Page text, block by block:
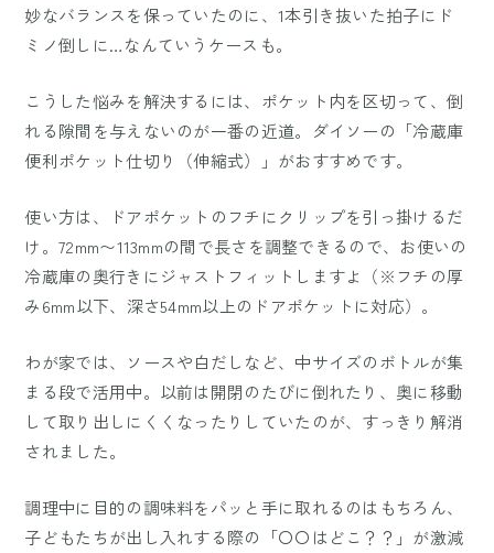
妙なバランスを保っていたのに、1本引き抜いた拍子にド
ミノ倒しに…なんていうケースも。
こうした悩みを解決するには、ポケット内を区切って、倒
れる隙間を与えないのが一番の近道。ダイソーの「冷蔵庫
便利ポケット仕切り（伸縮式）」がおすすめです。
使い方は、ドアポケットのフチにクリップを引っ掛けるだ
け。72mm〜113mmの間で長さを調整できるので、お使いの
冷蔵庫の奥行きにジャストフィットしますよ（※フチの厚
み6mm以下、深さ54mm以上のドアポケットに対応）。
わが家では、ソースや白だしなど、中サイズのボトルが集
まる段で活用中。以前は開閉のたびに倒れたり、奥に移動
して取り出しにくくなったりしていたのが、すっきり解消
されました。
調理中に目的の調味料をパッと手に取れるのはもちろん、
子どもたちが出し入れする際の「〇〇はどこ？？」が激減